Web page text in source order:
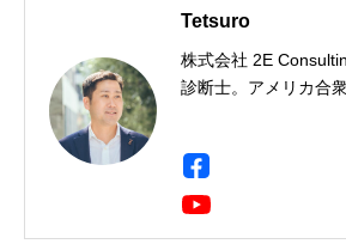
Tetsuro
株式会社 2E
診断士。アメリカ合
グ・事業開発・投資
ド・ドイツ・シンガ